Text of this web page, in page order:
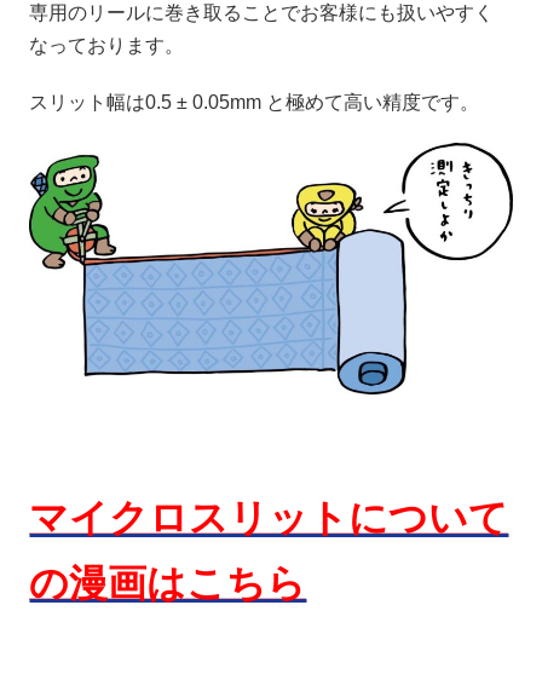
専用のリールに巻き取ることでお客様にも扱いやすく
なっております。
スリット幅は0.5 ± 0.05mm と極めて高い精度です。
マイクロスリットについて
の漫画はこちら